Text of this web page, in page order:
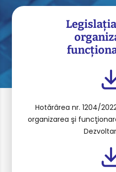
Hotărârea nr. 1204/
organizarea şi